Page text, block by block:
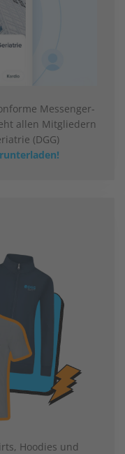
Messenger-
allen Mitgliedern
(DGG)
Hoodies und